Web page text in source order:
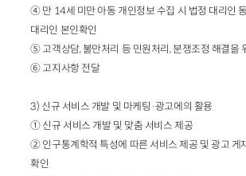
④ 만 14세 미만 아동 개인정보 수집 시 법정 대리인
대리인 본인확인
⑤ 고객상담, 불만처리 등 민원처리, 분쟁조정 해결을
⑥ 고지사항 전달
3) 신규 서비스 개발 및 마케팅·광고에의 활용
① 신규 서비스 개발 및 맞춤 서비스 제공
② 인구통계학적 특성에 따른 서비스 제공 및 광고 게
확인